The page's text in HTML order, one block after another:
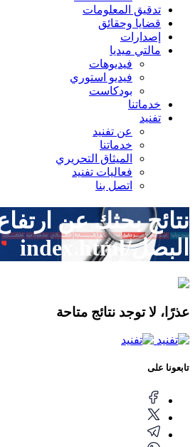
تدقيق المعلومات
قضايا وحقائق
إصدارات
مالتي ميديا
فيديوهات
فيديو استوري
بودكاست
خدماتنا
تفنيد
عن تفنيد
خدماتنا
الميثاق التحريري
فعاليات تفنيد
اتصل بنا
نتائج بحثك عن
البصل/index.html
عذرًا، لا توجد نتائج متاحة
تابعونا على